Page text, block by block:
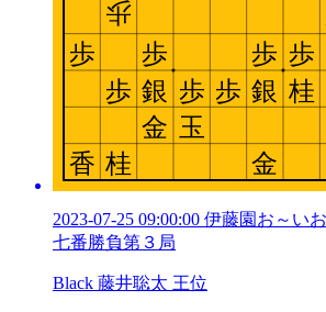
2023-07-25 09:00:00 伊藤園お～い
七番勝負第３局
Black 藤井聡太 王位